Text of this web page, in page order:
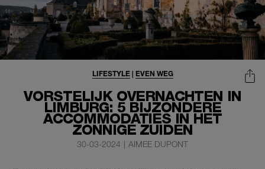
VORSTELIJK OVERNACHTEN IN
LIMBURG: 5 BIJZONDERE
ACCOMMODATIES IN HET
ZONNIGE ZUIDEN
LIFESTYLE| EVEN WEG
30-03-2024 | AIMEE DUPONT